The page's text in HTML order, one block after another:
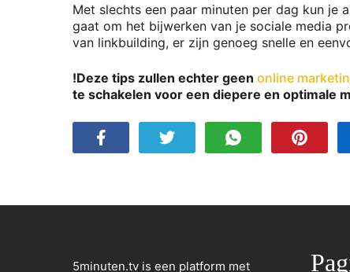
Met slechts een paar minuten per dag kun je
gaat om het bijwerken van je sociale media
van linkbuilding, er zijn genoeg snelle en
!Deze tips zullen echter geen online
te schakelen voor een diepere en optimale
5minuten.tv is een platform met